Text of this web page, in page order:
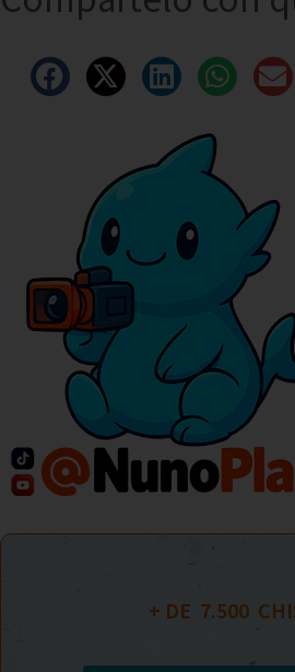
+ DE 7.500